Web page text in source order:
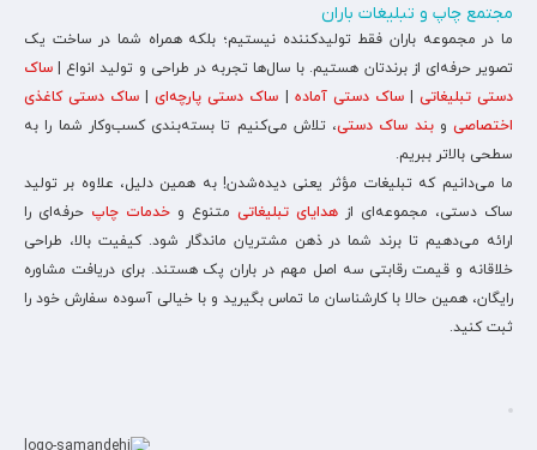
مجتمع چاپ و تبلیغات باران
ما در مجموعه باران فقط تولیدکننده نیستیم؛ بلکه همراه شما در ساخت یک
تصویر حرفه‌ای از برندتان هستیم. با سال‌ها تجربه در طراحی و تولید انواع | ساک
دستی تبلیغاتی |ساک دستی آماده | ساک دستی پارچه‌ای| ساک دستی کاغذی
اختصاصی وبند ساک دستی، تلاش می‌کنیم تا بسته‌بندی کسب‌وکار شما را به
سطحی بالاتر ببریم.
ما می‌دانیم که تبلیغات مؤثر یعنی دیده‌شدن! به همین دلیل، علاوه بر تولید
ساک دستی، مجموعه‌ای از هدایای تبلیغاتی متنوع و خدمات چاپ حرفه‌ای را
ارائه می‌دهیم تا برند شما در ذهن مشتریان ماندگار شود. کیفیت بالا، طراحی
خلاقانه و قیمت رقابتی سه اصل مهم در باران پک هستند. برای دریافت مشاوره
رایگان، همین حالا با کارشناسان ما تماس بگیرید و با خیالی آسوده سفارش خود را
ثبت کنید.